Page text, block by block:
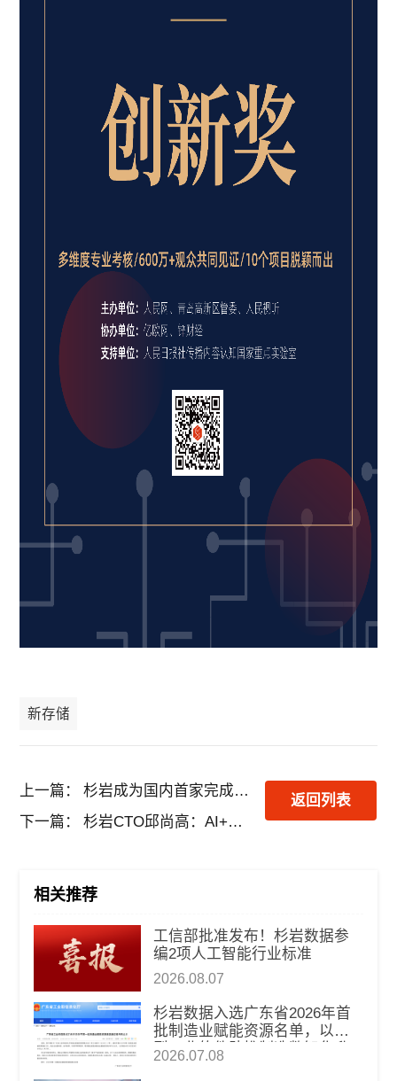
新存储
上一篇：
杉岩成为国内首家完成Veritas NetBackup兼容认证的企业对象存储厂商
下一篇：
杉岩CTO邱尚高：AI+数据湖时代，对象存储不止步于存储
返回列表
相关推荐
工信部批准发布！杉岩数据参
编2项人工智能行业标准
2026.08.07
杉岩数据入选广东省2026年首
批制造业赋能资源名单，以新
型工业软件助推制造数智化升
2026.07.08